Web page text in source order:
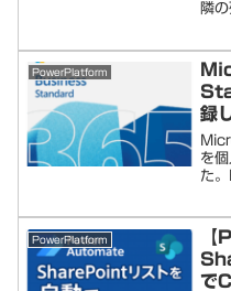
隣
ア
PowerPlatform
録
を
た
入
の
PowerPlatform
で